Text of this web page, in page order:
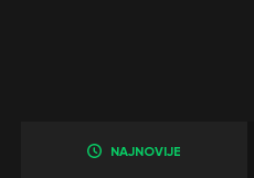
NAJNOVIJE